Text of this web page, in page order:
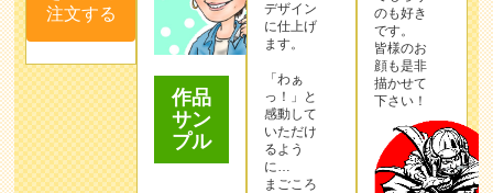
注文する
作品
サン
プル
デザイン
に仕上げ
ます。
「わぁ
っ！」と
感動して
いただけ
るよう
に…
まごころ
のも好き
です。
皆様のお
顔も是非
描かせて
下さい！